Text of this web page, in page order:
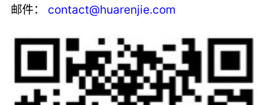
邮件： contact@huarenjie.com